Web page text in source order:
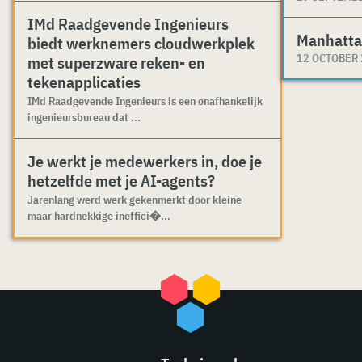
IMd Raadgevende Ingenieurs
biedt werknemers cloudwerkplek
met superzware reken- en
tekenapplicaties
IMd Raadgevende Ingenieurs is een onafhankelijk
ingenieursbureau dat ...
Je werkt je medewerkers in, doe je
hetzelfde met je AI-agents?
Jarenlang werd werk gekenmerkt door kleine
maar hardnekkige ineffici�...
12